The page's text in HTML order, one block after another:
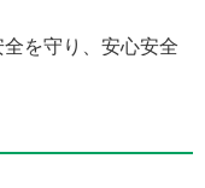
を守り、安心安全